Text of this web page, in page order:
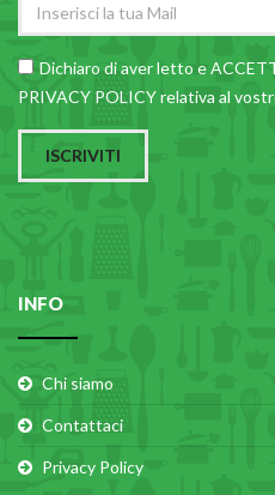
Dichiaro di aver letto e
PRIVACY POLICY relativa al
ISCRIVITI
INFO
Chi siamo
Contattaci
Privacy Policy